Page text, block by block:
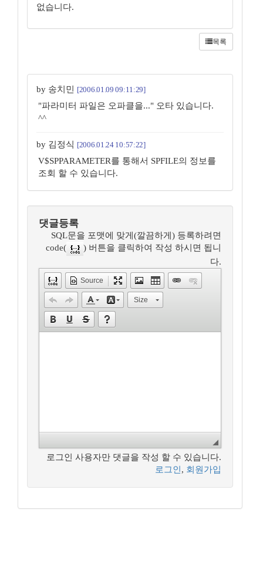
없습니다.
목록
by 송치민 [2006.01.09 09:11:29]
"파라미터 파일은 오파클을..." 오타 있습니다.
^^
by 김정식 [2006.01.24 10:57:22]
V$SPPARAMETER를 통해서 SPFILE의 정보를
조회 할 수 있습니다.
댓글등록
SQL문을 포맷에 맞게(깔끔하게) 등록하려면
code(
) 버튼을 클릭하여 작성 하시면 됩니
다.
Source
Size
로그인 사용자만 댓글을 작성 할 수 있습니다.
로그인 , 회원가입